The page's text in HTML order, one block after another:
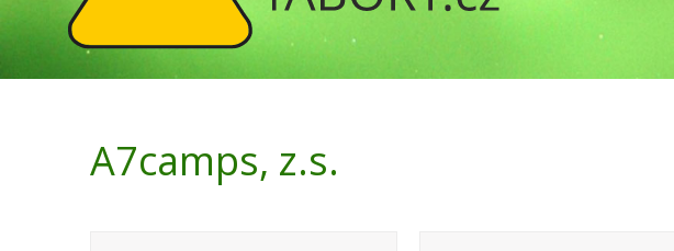
A7camps, z.s.